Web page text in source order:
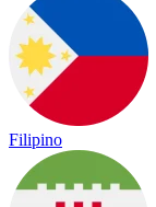
Filipino